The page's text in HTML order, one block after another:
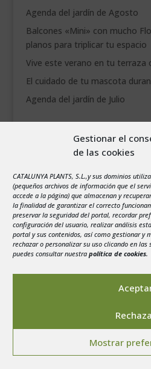
Gestionar el
de las cookies
CATALUNYA PLANTS, S.L.,y sus dominios
(pequeños archivos de información que el
accede a la página) que almacenan y
la finalidad de garantizar el correcto
preservar la seguridad del portal, recordar
configuración del usuario, realizar análisis
portal y sus contenidos, así como gestionar y
rechazar o personalizar su uso clicando en
puedes consultar nuestra política de cookies.
Mostrar
Agenda del jardín de Agosto
Balcones «Mini» con mucho
planos para triplicar tu espacio
Vive este verano en tu terraza
El cuidado de tu mascota
Agenda del jardín de Julio
X J
3
4 5 6
10
11 12 13
17
18 19 20
24
25 26 27
31
Política de